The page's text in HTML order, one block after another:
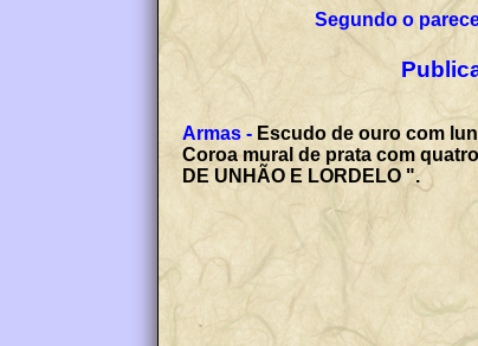
Segundo o
Armas - Escudo de ouro com
Coroa mural de prata com
DE UNHÃO E LORDELO ".